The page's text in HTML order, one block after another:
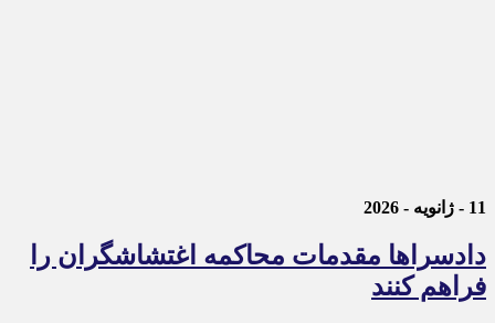
11 - ژانویه - 2026
دادسرا‌ها مقدمات محاکمه اغتشاشگران را
فراهم کنند